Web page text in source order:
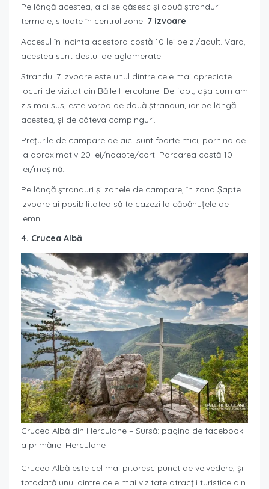
Pe lângă acestea, aici se găsesc și două ștranduri
termale, situate în centrul zonei 7 izvoare.
Accesul în incinta acestora costă 10 lei pe zi/adult. Vara,
acestea sunt destul de aglomerate.
Strandul 7 Izvoare este unul dintre cele mai apreciate
locuri de vizitat din Băile Herculane. De fapt, așa cum am
zis mai sus, este vorba de două ștranduri, iar pe lângă
acestea, și de câteva campinguri.
Prețurile de campare de aici sunt foarte mici, pornind de
la aproximativ 20 lei/noapte/cort. Parcarea costă 10
lei/mașină.
Pe lângă ștranduri și zonele de campare, în zona Șapte
Izvoare ai posibilitatea să te cazezi la căbănuțele de
lemn.
4. Crucea Albă
Crucea Albă din Herculane – Sursă: pagina de facebook
a primăriei Herculane
Crucea Albă este cel mai pitoresc punct de velvedere, și
totodată unul dintre cele mai vizitate atracții turistice din